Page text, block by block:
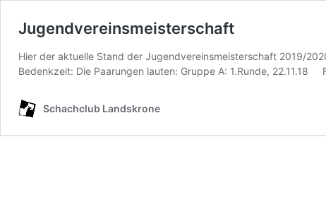
Jugendvereinsmeisterschaft
Hier der aktuelle Stand der Jugendvereinsmeisterschaft 2019/
Bedenkzeit: Die Paarungen lauten: Gruppe A: 1.Runde,
Schachclub Landskrone